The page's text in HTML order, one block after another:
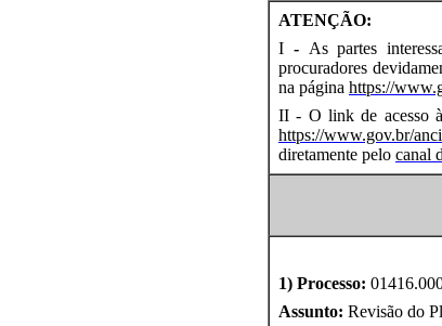
ATENÇÃO:
I - As partes
procuradores
na página https://
II - O link de acesso
https://www.gov.br/
diretamente pelo canal
1) Processo:
Assunto: Revisão do